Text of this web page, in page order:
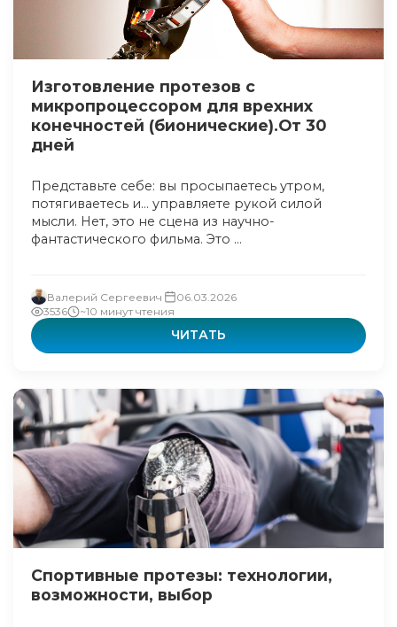
Изготовление протезов с
микропроцессором для врехних
конечностей (бионические).От 30
дней
Представьте себе: вы просыпаетесь утром,
потягиваетесь и… управляете рукой силой
мысли. Нет, это не сцена из научно-
фантастического фильма. Это ...
Валерий Сергеевич
06.03.2026
3536
~10 минут чтения
ЧИТАТЬ
Спортивные протезы: технологии,
возможности, выбор